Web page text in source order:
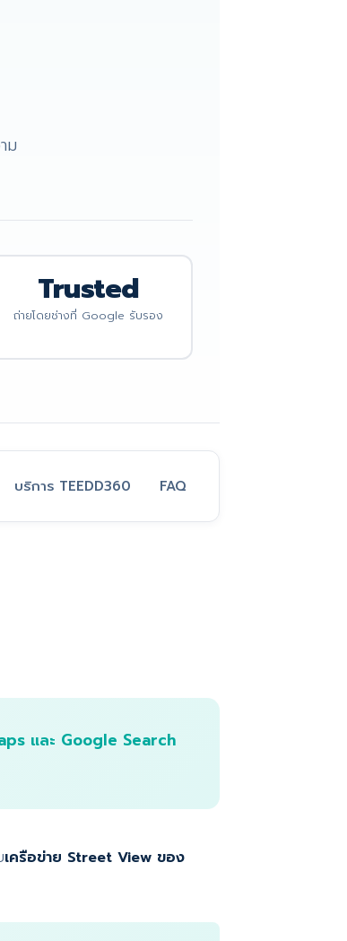
ม
Trusted
ถ่ายโดยช่างที่ Google รับรอง
บริการ TEEDD360 FAQ
และ Google Search
เครือข่าย Street View ของ